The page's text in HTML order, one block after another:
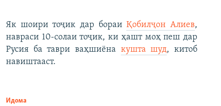
Як шоири тоҷик дар бораиҚобилҷон Алиев,
навраси 10-солаи тоҷик, ки ҳашт моҳ пеш дар
Русия ба таври ваҳшиёна кушта шуд, китоб
навиштааст.
Идома